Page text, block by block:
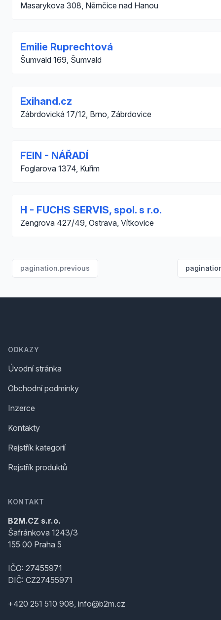
Masarykova 308, Němčice nad Hanou
Emilie Ruprechtová
Šumvald 169, Šumvald
Exihand.cz
Zábrdovická 17/12, Brno, Zábrdovice
FEIN - NÁŘADÍ
Foglarova 1374, Kuřim
H - FUCHS SERVIS, spol. s r.o.
Zengrova 427/49, Ostrava, Vítkovice
pagination.previous
ODKAZY
Úvodní stránka
Obchodní podmínky
Inzerce
Kontakty
Rejstřík kategorií
Rejstřík produktů
KONTAKT
B2M.CZ s.r.o.
Šafránkova 1243/3
155 00 Praha 5
IČO: 27455971
DIČ: CZ27455971
+420 251 510 908, info@b2m.cz